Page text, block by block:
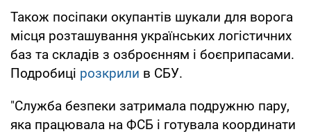
Також посіпаки окупантів шукали для ворога
місця розташування українських логістичних
баз та складів з озброєнням і боєприпасами.
Подробиці розкрили в СБУ.
"Служба безпеки затримала подружню пару,
яка працювала на ФСБ і готувала координати